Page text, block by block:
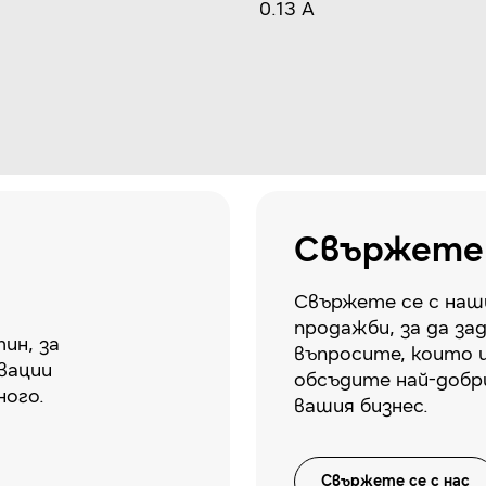
0.13 A
за
Свържете
Свържете се с
продажби, за да
въпросите, които
обсъдите най-
вашия бизнес.
Свържете се с нас